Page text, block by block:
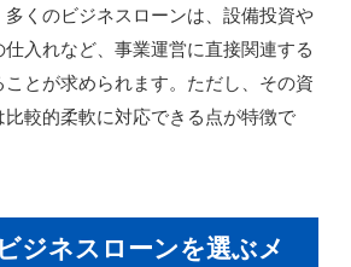
くのビジネスローンは、設備投資や
入れなど、事業運営に直接関連する
とが求められます。ただし、その資
較的柔軟に対応できる点が特徴で
ジネスローンを選ぶメ